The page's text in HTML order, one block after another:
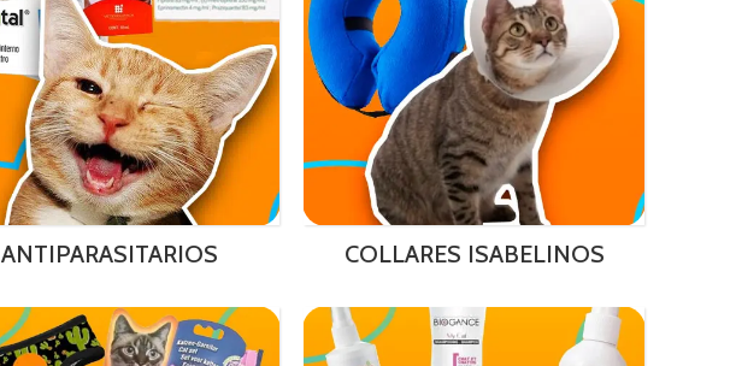
ANTIPARASITARIOS COLLARES ISABELINOS